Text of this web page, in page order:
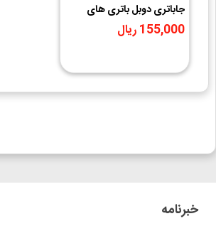
جاباتری دوبل باتری های
لیتیوم یون 3.7V سایز 18650
155,000 ریال
خبرنامه